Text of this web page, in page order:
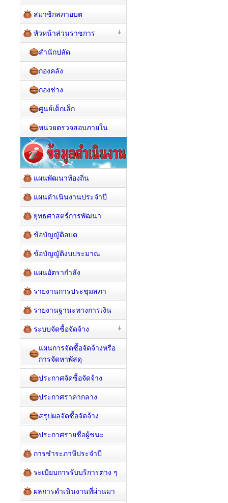
สมาชิกสภาอบต
หัวหน้าส่วนราชการ
สำนักปลัด
กองคลัง
กองช่าง
ศูนย์เด็กเล็ก
หน่วยตรวจสอบภายใน
แผนพัฒนาท้องถิ่น
แผนดำเนินงานประจำปี
ยุทธศาสตร์การพัฒนา
ข้อบัญญัติอบต
ข้อบัญญัติงบประมาณ
แผนอัตรากำลัง
รายงานการประชุมสภา
รายงานฐานะทางการเงิน
ระบบจัดซื้อจัดจ้าง
แผนการจัดซื้อจัดจ้างหรือ
การจัดหาพัสดุ
ประกาศจัดซื้อจัดจ้าง
ประกาศราคากลาง
สรุปผลจัดซื้อจัดจ้าง
ประกาศรายชื่อผู้ชนะ
การชำระภาษีประจำปี
ระเบียบการรับบริการต่าง ๆ
ผลการดำเนินงานที่ผ่านมา